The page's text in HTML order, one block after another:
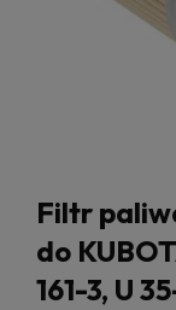
Filtr
do
161-3, U